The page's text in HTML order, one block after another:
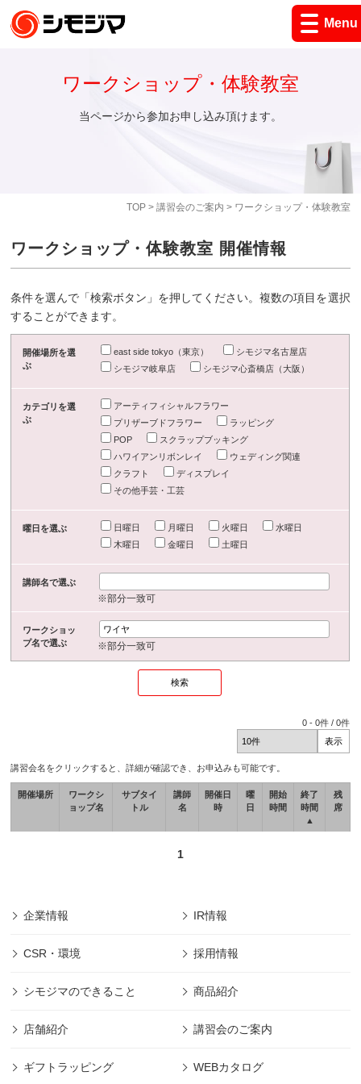
Menu
TOP> 講習会のご案内 > ワークショップ・体験教室
ワークショップ・体験教室
当ページから参加お申し込み頂けます。
ワークショップ・体験教室 開催情報
条件を選んで「検索ボタン」を押してください。複数の項目を選択
することができます。
開催場所を選
ぶ
east side tokyo（東京）
シモジマ名古屋店
シモジマ岐阜店
シモジマ心斎橋店（大阪）
カテゴリを選
ぶ
アーティフィシャルフラワー
プリザーブドフラワー
ラッピング
POP
スクラップブッキング
ハワイアンリボンレイ
ウェディング関連
クラフト
ディスプレイ
その他手芸・工芸
曜日を選ぶ 日曜日 月曜日 火曜日
水曜日
木曜日
金曜日 土曜日
講師名で選ぶ
※部分一致可
ワークショッ
プ名で選ぶ
※部分一致可
0 -0件 /0件
講習会名をクリックすると、詳細が確認でき、お申込みも可能です。
開催場所
ワークシ
ョップ名
サブタイ
トル
講師
名
開催日
時
曜
日
開始
時間
終了
時間
▲
残
席
1
企業情報 IR情報
CSR・環境 採用情報
シモジマのできること 商品紹介
店舗紹介 講習会のご案内
ギフトラッピング WEBカタログ